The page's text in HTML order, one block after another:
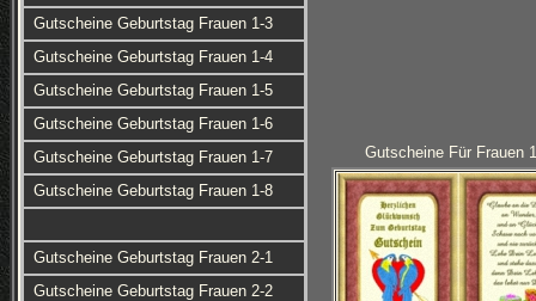
Gutscheine Geburtstag Frauen 1-3
Gutscheine Geburtstag Frauen 1-4
Gutscheine Geburtstag Frauen 1-5
Gutscheine Geburtstag Frauen 1-6
Gutscheine Geburtstag Frauen 1-7
Gutscheine Geburtstag Frauen 1-8
Gutscheine Geburtstag Frauen 2-1
Gutscheine Geburtstag Frauen 2-2
Gutscheine Für Frauen